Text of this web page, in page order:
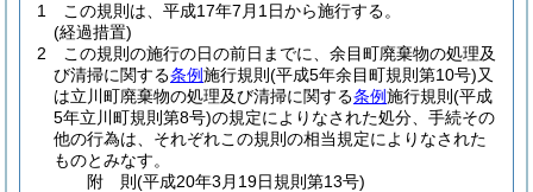
1
この規則は、平成17年7月1日から施行する。
(経過措置)
2
この規則の施行の日の前日までに、余目町廃棄物の処理及
び清掃に関する条例施行規則 (平成5年余目町規則第10号)又
は立川町廃棄物の処理及び清掃に関する条例施行規則 (平成
5年立川町規則第8号)の規定によりなされた処分、手続その
他の行為は、それぞれこの規則の相当規定によりなされた
ものとみなす。
附 則(平成20年3月19日規則第13号)